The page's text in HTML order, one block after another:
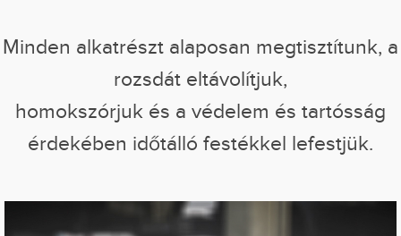
Minden alkatrészt alaposan megtisztítunk, a
rozsdát eltávolítjuk,
homokszórjuk és a védelem és tartósság
érdekében időtálló festékkel lefestjük.